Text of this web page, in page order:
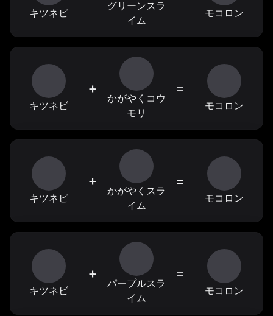
キツネビ
グリーンスラ
イム
モコロン
キツネビ
+
かがやくコウ
モリ
=
モコロン
キツネビ
+
かがやくスラ
イム
=
モコロン
キツネビ
+
パープルスラ
イム
=
モコロン